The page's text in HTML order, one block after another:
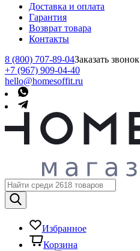
Доставка и оплата
Гарантия
Возврат товара
Контакты
8 (800) 707-89-04Заказать звонок
+7 (967) 909-04-40
hello@homesoffit.ru
Избранное
Корзина